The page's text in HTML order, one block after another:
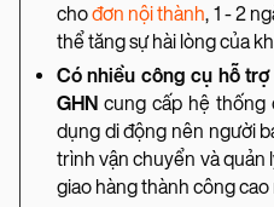
chođơn nội thành, 1 - 2
thể tăng sự hài lòng của
Có nhiều công cụ hỗ
GHN cung cấp hệ thống
dụng di động nên người
trình vận chuyển và quản
giao hàng thành công cao